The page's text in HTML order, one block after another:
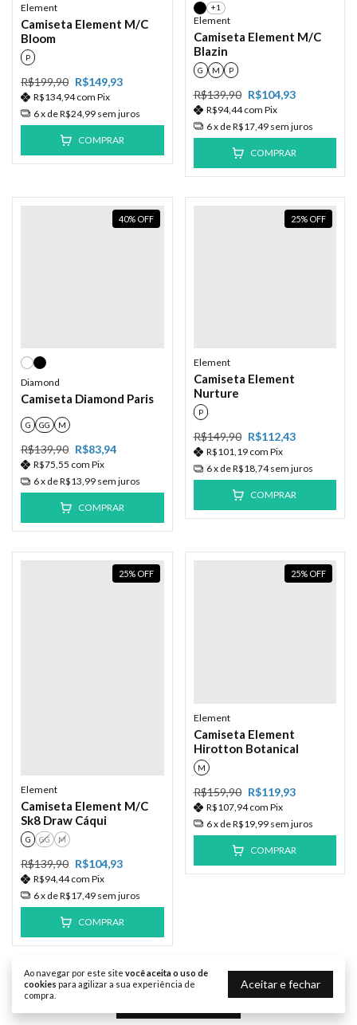
Ao navegar por este site você aceita o uso de
cookies para agilizar a sua experiência de
compra.
Aceitar e fechar
Element
Camiseta Element M/C
Bloom
P
R$199,90 R$149,93
R$134,94com Pix
6x deR$24,99 sem juros
COMPRAR
+1
Element
Camiseta Element M/C
Blazin
G M P
R$139,90 R$104,93
R$94,44com Pix
6x deR$17,49 sem juros
COMPRAR
40% OFF
Diamond
Camiseta Diamond Paris
G GG M
R$139,90 R$83,94
R$75,55 com Pix
6x deR$13,99 sem juros
COMPRAR
25% OFF
Element
Camiseta Element
Nurture
P
R$149,90 R$112,43
R$101,19 com Pix
6x deR$18,74 sem juros
COMPRAR
25% OFF
Element
Camiseta Element M/C
Sk8 Draw Cáqui
G GG M
R$139,90 R$104,93
R$94,44com Pix
6x deR$17,49 sem juros
COMPRAR
25% OFF
Element
Camiseta Element
Hirotton Botanical
M
R$159,90 R$119,93
R$107,94com Pix
6x deR$19,99 sem juros
COMPRAR
Exibir mais produtos